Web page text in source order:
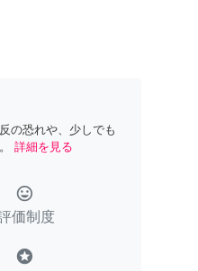
の恐れや、少しでも
詳細を見る
tag_faces
価制度
stars